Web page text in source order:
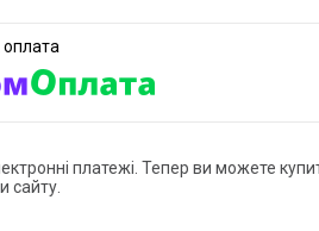
платежі. Тепер ви можете
сайту.